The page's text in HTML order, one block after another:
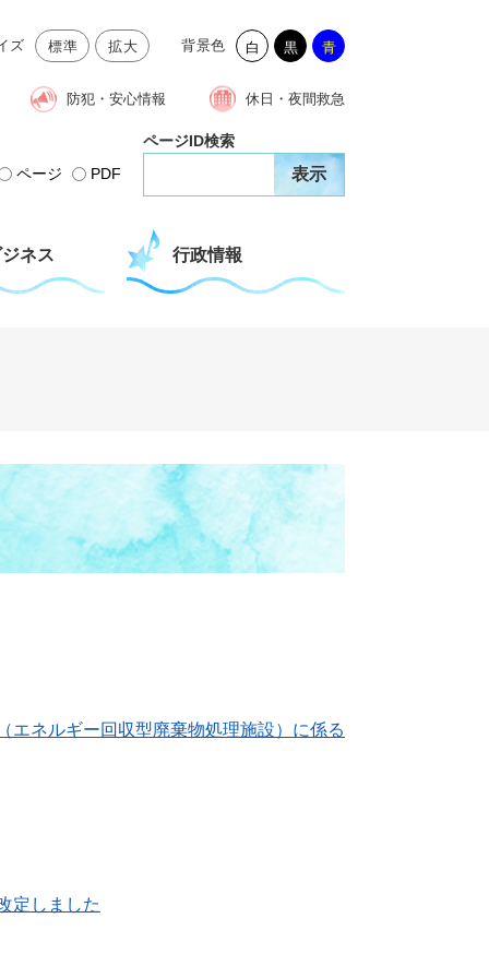
ズ 標準 拡大 背景色 白 黒 青
防犯・安心情報 休日・夜間救急
ページ PDF
ページID検索
ネス 行政情報
エネルギー回収型廃棄物処理施設）に係る
定しました